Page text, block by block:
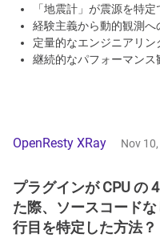
「地震計」が震源を特
経験主義から動的観測へ
定量的なエンジニアリ
継続的なパフォーマンス
OpenResty XRay Nov
プラグインが CPU の
た際、ソースコード
行目を特定した方法？